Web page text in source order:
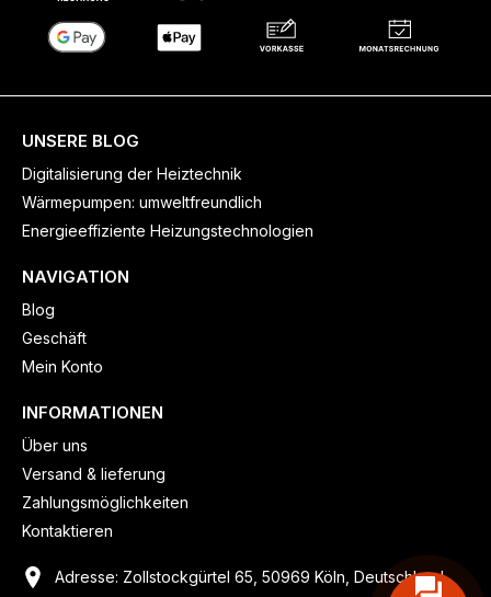
UNSERE BLOG
Digitalisierung der Heiztechnik
Wärmepumpen: umweltfreundlich
Energieeffiziente Heizungstechnologien
NAVIGATION
Blog
Geschäft
Mein Konto
INFORMATIONEN
Über uns
Versand & lieferung
Zahlungsmöglichkeiten
Kontaktieren
Adresse: Zollstockgürtel 65, 50969 Köln, Deutschland